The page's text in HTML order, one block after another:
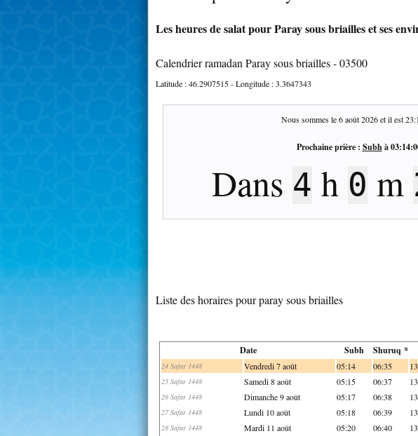
Les heures de salat pour Paray sous briailles et ses
Calendrier ramadan Paray sous briailles - 03500
Latitude :46.2907515- Longitude :3.3647343
Nous sommes le6 août 2026et il est
Prochaine prière : Subhà
Dans 4 h 0 m
Liste des horaires pour paray sous briailles
Date Subh Shuruq *
24 Safar 1448 Vendredi 7 août 05:14 06:35
25 Safar 1448 Samedi 8 août 05:15 06:37
26 Safar 1448 Dimanche 9 août 05:17 06:38
27 Safar 1448 Lundi 10 août 05:18 06:39
28 Safar 1448 Mardi 11 août 05:20 06:40